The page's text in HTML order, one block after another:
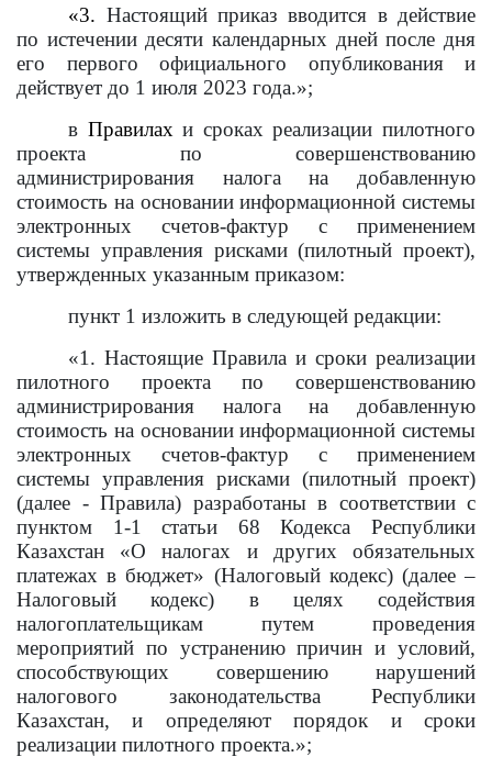
«3. Настоящий приказ вводится в действие
по истечении десяти календарных дней после дня
его первого официального опубликования и
действует до 1 июля 2023 года.»;
в Правилах и сроках реализации пилотного
проекта по совершенствованию
администрирования налога на добавленную
стоимость на основании информационной системы
электронных счетов-фактур с применением
системы управления рисками (пилотный проект),
утвержденных указанным приказом:
пункт 1 изложить в следующей редакции:
«1. Настоящие Правила и сроки реализации
пилотного проекта по совершенствованию
администрирования налога на добавленную
стоимость на основании информационной системы
электронных счетов-фактур с применением
системы управления рисками (пилотный проект)
(далее - Правила) разработаны в соответствии с
пунктом 1-1 статьи 68 Кодекса Республики
Казахстан «О налогах и других обязательных
платежах в бюджет» (Налоговый кодекс) (далее –
Налоговый кодекс) в целях содействия
налогоплательщикам путем проведения
мероприятий по устранению причин и условий,
способствующих совершению нарушений
налогового законодательства Республики
Казахстан, и определяют порядок и сроки
реализации пилотного проекта.»;